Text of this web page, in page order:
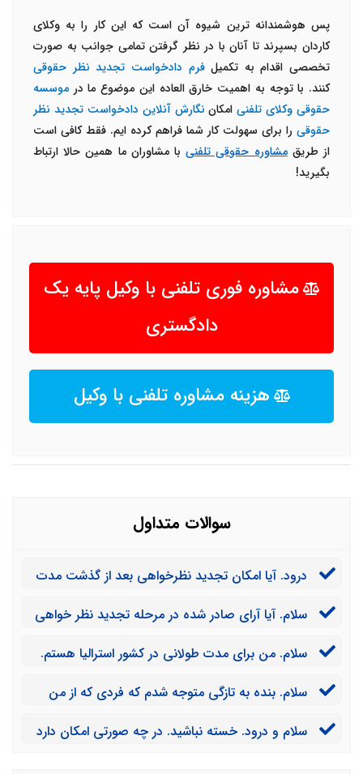
پس هوشمندانه ترین شیوه آن است که این کار را به وکلای
کاردان بسپرند تا آنان با در نظر گرفتن تمامی جوانب به صورت
تخصصی اقدام به تکمیلفرم دادخواست تجدید نظر حقوقی
کنند. با توجه به اهمیت خارق العاده این موضوع ما در موسسه
حقوقی وکلای تلفنیامکان نگارش آنلاین دادخواست تجدید نظر
حقوقی را برای سهولت کار شما فراهم کرده ایم. فقط کافی است
از طریقمشاوره حقوقی تلفنیبا مشاوران ما همین حالا ارتباط
بگیرید!
مشاوره فوری تلفنی با وکیل پایه یک
دادگستری
هزینه مشاوره تلفنی با وکیل
سوالات متداول
درود. آیا امکان تجدید نظرخواهی بعد از گذشت مدت
شده وجود دارد؟
سلام. آیا آرای صادر شده در مرحله تجدید نظر خواهی
سلام. من برای مدت طولانی در کشور استرالیا هستم.
تواند دادخواست تجدید نظرخواهی بدهد؟
سلام. بنده به تازگی متوجه شدم که فردی که از من
موجود است. آیا می توانم اقدام به تجدید نظرخواهی کنم؟
سلام و درود. خسته نباشید. در چه صورتی امکان دارد